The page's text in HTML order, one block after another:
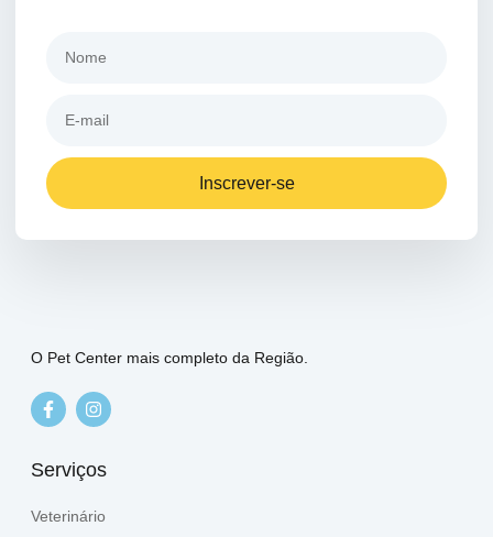
Inscrever-se
O Pet Center mais completo da Região.
Serviços
Veterinário